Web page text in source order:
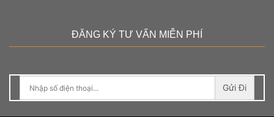
ĐĂNG KÝ TƯ VẤN MIỄN PHÍ
Gửi Đi